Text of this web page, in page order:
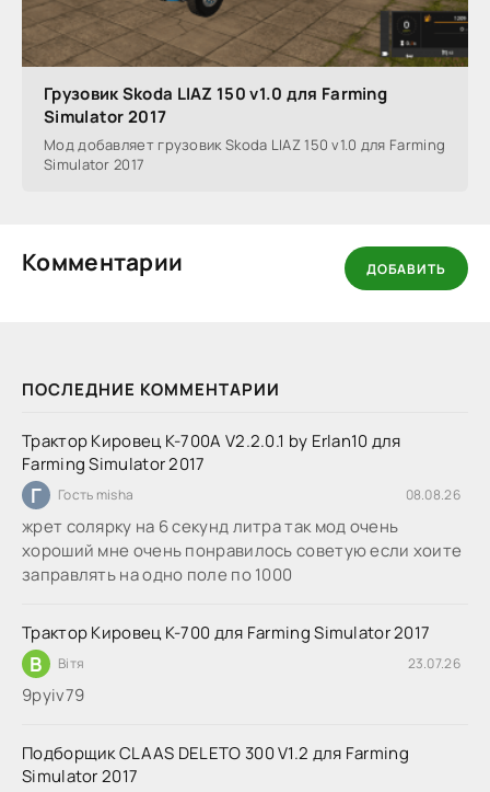
ПОСЛЕДНИЕ КОММЕНТАРИИ
Трактор Кировец К-700А V2.2.0.1 by Erlan10 для
Farming Simulator 2017
Г Гость misha 08.08.26
жрет солярку на 6 секунд литра так мод очень
хороший мне очень понравилось советую если хоите
заправлять на одно поле по 1000
Трактор Кировец К-700 для Farming Simulator 2017
В Вітя 23.07.26
9руіv79
Подборщик CLAAS DELETO 300 V1.2 для Farming
Simulator 2017
Грузовик Skoda LIAZ 150 v1.0 для Farming
Simulator 2017
Мод добавляет грузовик Skoda LIAZ 150 v1.0 для Farming
Simulator 2017
Комментарии ДОБАВИТЬ